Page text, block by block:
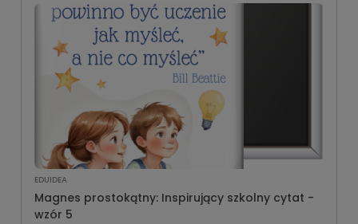
EDUIDEA
Magnes prostokątny: Inspirujący szkolny cytat -
wzór 5